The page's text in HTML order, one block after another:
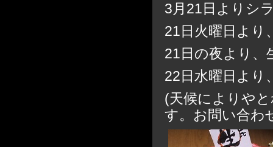
3月21日よりシ
21日火曜日より
21日の夜より、
22日水曜日より
(天候によりや
す。お問い合わ